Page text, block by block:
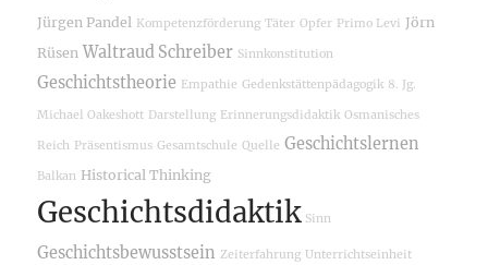
Jürgen Pandel Kompetenzförderung Täter Opfer Primo Levi Jörn
Rüsen Waltraud Schreiber Sinnkonstitution
Geschichtstheorie Empathie Gedenkstättenpädagogik 8. Jg.
Michael Oakeshott Darstellung Erinnerungsdidaktik Osmanisches
Reich Präsentismus Gesamtschule Quelle Geschichtslernen
Balkan Historical Thinking
Geschichtsdidaktik Sinn
Geschichtsbewusstsein Zeiterfahrung Unterrichtseinheit